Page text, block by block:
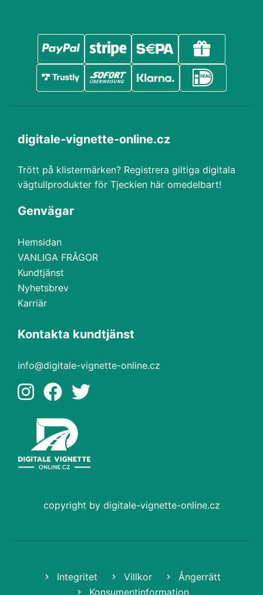
digitale-vignette-online.cz
Trött på klistermärken? Registrera giltiga digitala
vägtullprodukter för Tjeckien här omedelbart!
Genvägar
Hemsidan
VANLIGA FRÅGOR
Kundtjänst
Nyhetsbrev
Karriär
Kontakta kundtjänst
info@digitale-vignette-online.cz
copyright by digitale-vignette-online.cz
Integritet Villkor
Ångerrätt
Konsumentinformation